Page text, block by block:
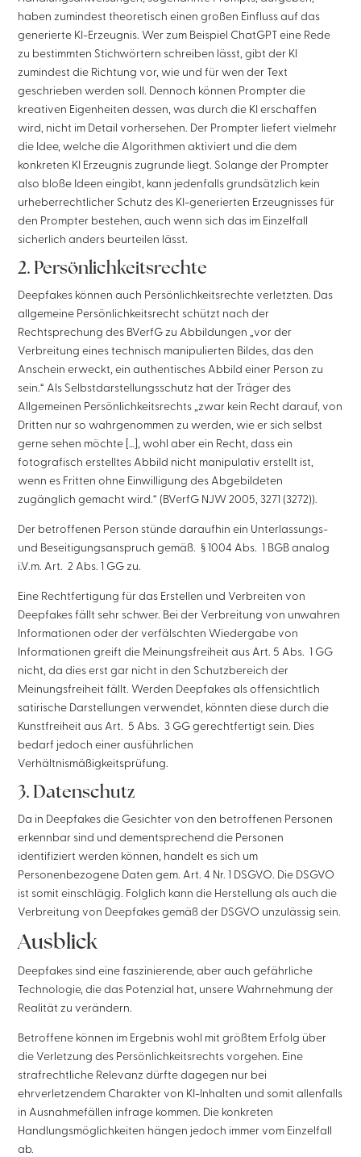
haben zumindest theoretisch einen großen Einfluss auf das
generierte KI-Erzeugnis. Wer zum Beispiel ChatGPT eine Rede
zu bestimmten Stichwörtern schreiben lässt, gibt der KI
zumindest die Richtung vor, wie und für wen der Text
geschrieben werden soll. Dennoch können Prompter die
kreativen Eigenheiten dessen, was durch die KI erschaffen
wird, nicht im Detail vorhersehen. Der Prompter liefert vielmehr
die Idee, welche die Algorithmen aktiviert und die dem
konkreten KI Erzeugnis zugrunde liegt. Solange der Prompter
also bloße Ideen eingibt, kann jedenfalls grundsätzlich kein
urheberrechtlicher Schutz des KI-generierten Erzeugnisses für
den Prompter bestehen, auch wenn sich das im Einzelfall
sicherlich anders beurteilen lässt.
2. Persönlichkeitsrechte
Deepfakes können auch Persönlichkeitsrechte verletzten. Das
allgemeine Persönlichkeitsrecht schützt nach der
Rechtsprechung des BVerfG zu Abbildungen „vor der
Verbreitung eines technisch manipulierten Bildes, das den
Anschein erweckt, ein authentisches Abbild einer Person zu
sein.“ Als Selbstdarstellungsschutz hat der Träger des
Allgemeinen Persönlichkeitsrechts „zwar kein Recht darauf, von
Dritten nur so wahrgenommen zu werden, wie er sich selbst
gerne sehen möchte […], wohl aber ein Recht, dass ein
fotografisch erstelltes Abbild nicht manipulativ erstellt ist,
wenn es Fritten ohne Einwilligung des Abgebildeten
zugänglich gemacht wird.“ (BVerfG NJW 2005, 3271 (3272)).
Der betroffenen Person stünde daraufhin ein Unterlassungs-
und Beseitigungsanspruch gemäß. § 1004 Abs. 1 BGB analog
i.V.m. Art. 2 Abs. 1 GG zu.
Eine Rechtfertigung für das Erstellen und Verbreiten von
Deepfakes fällt sehr schwer. Bei der Verbreitung von unwahren
Informationen oder der verfälschten Wiedergabe von
Informationen greift die Meinungsfreiheit aus Art. 5 Abs. 1 GG
nicht, da dies erst gar nicht in den Schutzbereich der
Meinungsfreiheit fällt. Werden Deepfakes als offensichtlich
satirische Darstellungen verwendet, könnten diese durch die
Kunstfreiheit aus Art. 5 Abs. 3 GG gerechtfertigt sein. Dies
bedarf jedoch einer ausführlichen
Verhältnismäßigkeitsprüfung.
3. Datenschutz
Da in Deepfakes die Gesichter von den betroffenen Personen
erkennbar sind und dementsprechend die Personen
identifiziert werden können, handelt es sich um
Personenbezogene Daten gem. Art. 4 Nr. 1 DSGVO. Die DSGVO
ist somit einschlägig. Folglich kann die Herstellung als auch die
Verbreitung von Deepfakes gemäß der DSGVO unzulässig sein.
Ausblick
Deepfakes sind eine faszinierende, aber auch gefährliche
Technologie, die das Potenzial hat, unsere Wahrnehmung der
Realität zu verändern.
Betroffene können im Ergebnis wohl mit größtem Erfolg über
die Verletzung des Persönlichkeitsrechts vorgehen. Eine
strafrechtliche Relevanz dürfte dagegen nur bei
ehrverletzendem Charakter von KI-Inhalten und somit allenfalls
in Ausnahmefällen infrage kommen. Die konkreten
Handlungsmöglichkeiten hängen jedoch immer vom Einzelfall
ab.